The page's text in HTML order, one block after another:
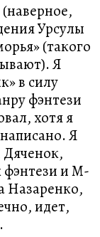
Урсулы
(такого
Я
в силу
фэнтези
хотя я
Я
фэнтези и М-
Назаренко,
идет,